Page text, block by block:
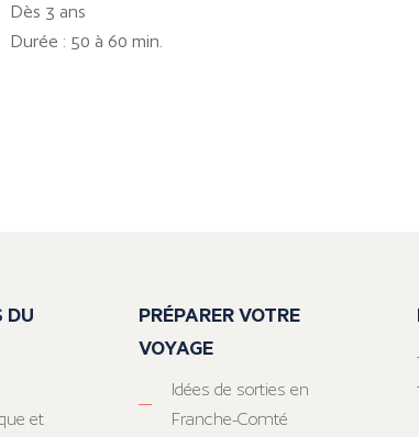
Dès 3 ans
Durée : 50 à 60 min.
DU
et
PRÉPARER VOTRE
VOYAGE
Idées de sorties en
Franche-Comté